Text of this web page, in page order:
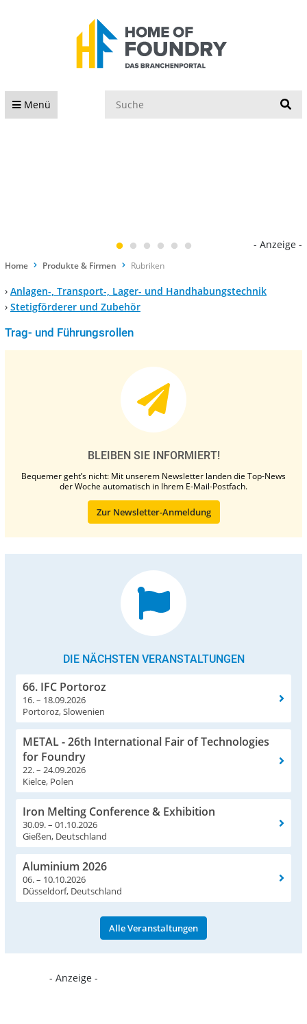
Menü
- Anzeige -
Home Produkte & Firmen Rubriken
› Anlagen-, Transport-, Lager- und Handhabungstechnik
› Stetigförderer und Zubehör
Trag- und Führungsrollen
BLEIBEN SIE INFORMIERT!
Bequemer geht’s nicht: Mit unserem Newsletter landen die Top-News
der Woche automatisch in Ihrem E-Mail-Postfach.
Zur Newsletter-Anmeldung
DIE NÄCHSTEN VERANSTALTUNGEN
66. IFC Portoroz
16. – 18.09.2026
Portoroz, Slowenien
METAL - 26th International Fair of Technologies
for Foundry
22. – 24.09.2026
Kielce, Polen
Iron Melting Conference & Exhibition
30.09. – 01.10.2026
Gießen, Deutschland
Aluminium 2026
06. – 10.10.2026
Düsseldorf, Deutschland
Alle Veranstaltungen
- Anzeige -